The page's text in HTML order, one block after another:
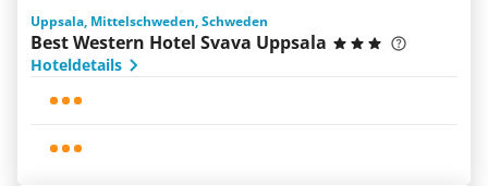
Uppsala, Mittelschweden, Schweden
Best Western Hotel Svava Uppsala
Hoteldetails